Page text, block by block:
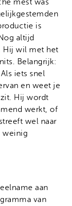
mest was
is
altijd
Hij wil met het
Belangrijk:
iets snel
en weet je
Hij wordt
werkt, of
wel naar
weinig
aan
van